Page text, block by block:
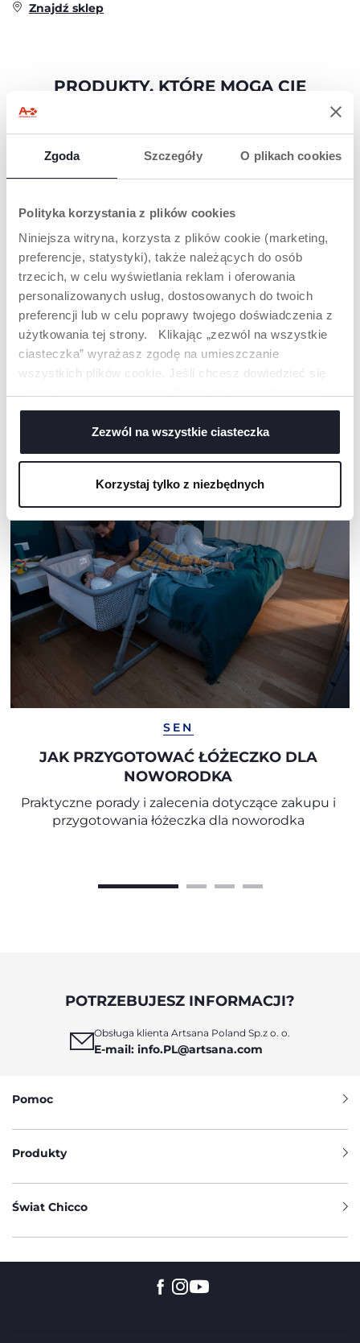
Zgoda Szczegóły O plikach cookies
Polityka korzystania z plików cookies
Niniejsza witryna, korzysta z plików cookie (marketing,
preferencje, statystyki), także należących do osób
trzecich, w celu wyświetlania reklam i oferowania
personalizowanych usług, dostosowanych do twoich
preferencji lub w celu poprawy twojego doświadczenia z
użytkowania tej strony. Klikając „zezwól na wszystkie
ciasteczka” wyrażasz zgodę na umieszczanie
wszystkich plików cookie. Jeśli chcesz dowiedzieć się
kliknij „Ustawienia”. Zamykając ten baner, wyrażasz
zgodę na używanie wyłącznie technicznych plików
cookie, które są niezbędne dla żądanej usługi.
Zezwól na wszystkie ciasteczka
Korzystaj tylko z niezbędnych
Znajdź sklep
PRODUKTY, KTÓRE MOGĄ CIĘ
LUSTERKO DO
SAMOCHODU TYŁ
OKRYCIE NA NOGI DO
FOTELIKA
NASZA RADA
SEN
JAK PRZYGOTOWAĆ ŁÓŻECZKO DLA
NOWORODKA
Praktyczne porady i zalecenia dotyczące zakupu i
przygotowania łóżeczka dla noworodka
POTRZEBUJESZ INFORMACJI?
Obsługa klienta Artsana Poland Sp.z o. o.
E-mail: info.PL@artsana.com
Pomoc
Produkty
Świat Chicco